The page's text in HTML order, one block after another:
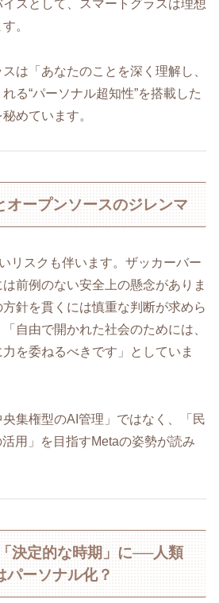
スとして、スマートグラスは理想
。
は「あなたのことを深く理解し、
る“パーソナル超知性”を搭載した
めています。
オープンソースのジレンマ
リスクも伴います。ザッカーバー
前例のない安全上の懸念がありま
針を貫くには慎重な判断が求めら
自由で開かれた社会のためには、
を委ねるべきです」としていま
集権型のAI管理」ではなく、「民
用」を目指すMetaの姿勢が読み
決定的な時期」に──人類
パーソナル化？